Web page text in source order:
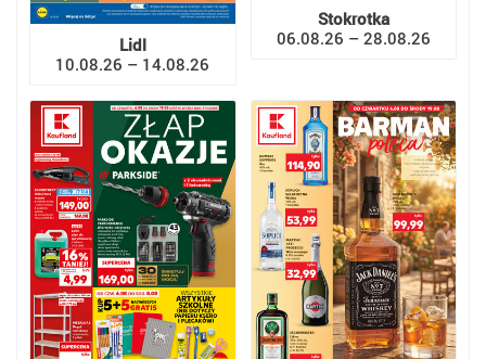
Lidl
10.08.26 – 14.08.26
Stokrotka
06.08.26 – 28.08.26